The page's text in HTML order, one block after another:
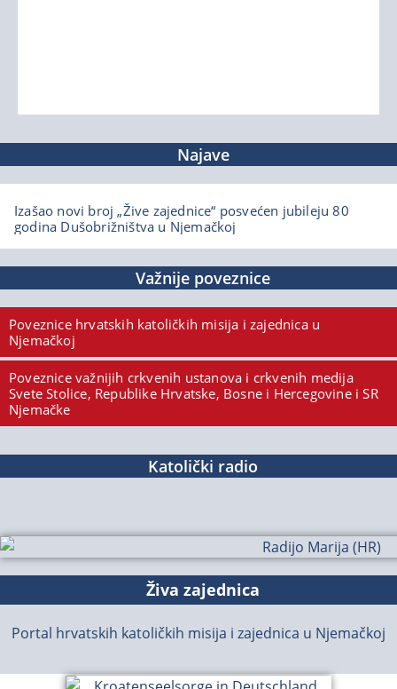
Najave
Izašao novi broj „Žive zajednice“ posvećen jubileju 80
godina Dušobrižništva u Njemačkoj
Važnije poveznice
Poveznice hrvatskih katoličkih misija i zajednica u
Njemačkoj
Poveznice važnijih crkvenih ustanova i crkvenih medija
Svete Stolice, Republike Hrvatske, Bosne i Hercegovine i SR
Njemačke
Katolički radio
Živa zajednica
Portal hrvatskih katoličkih misija i zajednica u Njemačkoj